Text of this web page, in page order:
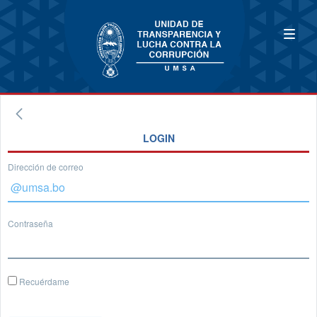
LOGIN
Dirección de correo
Contraseña
Recuérdame